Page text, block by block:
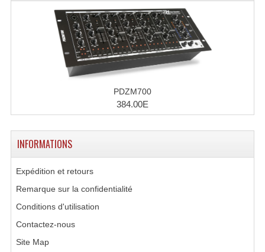
Accessoires Micro, Pieds De Régie
Cellule (s)
Diamants
Pieds D'enceintes
Selecteurs Audio Vidéo
Casques Stéréo
Compresseurs , Limiteurs , Noise Gate
PDZM700
384.00E
INFORMATIONS
Expédition et retours
Remarque sur la confidentialité
Conditions d'utilisation
Contactez-nous
Site Map